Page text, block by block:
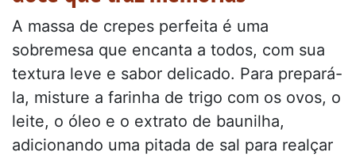
A massa de crepes perfeita é uma
sobremesa que encanta a todos, com sua
textura leve e sabor delicado. Para prepará-
la, misture a farinha de trigo com os ovos, o
leite, o óleo e o extrato de baunilha,
adicionando uma pitada de sal para realçar